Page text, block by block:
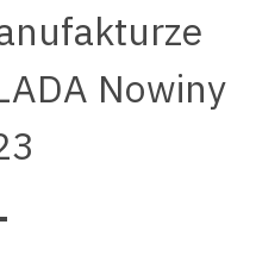
Nowiny